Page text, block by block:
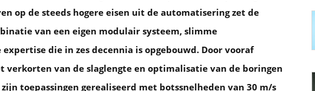
op de steeds hogere eisen uit de automatisering zet de
van een eigen modulair systeem, slimme
die in zes decennia is opgebouwd. Door vooraf
verkorten van de slaglengte en optimalisatie van de boringen
toepassingen gerealiseerd met botssnelheden van 30 m/s